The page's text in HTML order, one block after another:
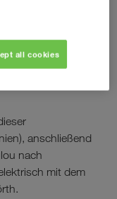
Ziel, die
vollständig zu
anschließend
nach
mit dem
all cookies